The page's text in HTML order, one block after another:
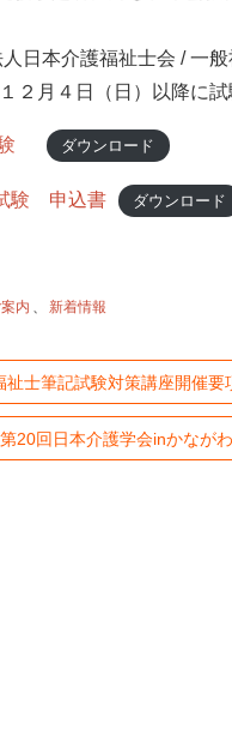
日本介護福祉士会 / 一
２月４日（日）以降に
験 ダウンロード
験 申込書 ダウンロード
内 、 新着情報
士筆記試験対策講座開催要
20回日本介護学会inかながわ